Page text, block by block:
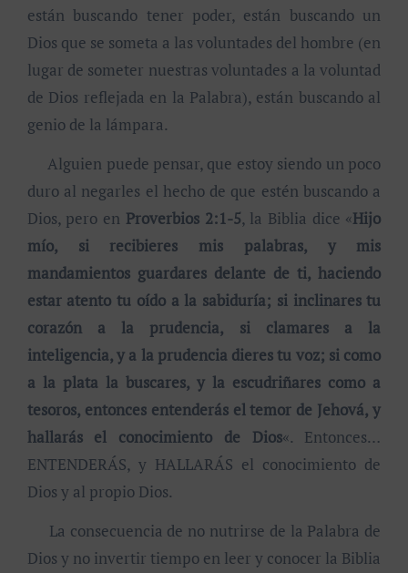
están buscando tener poder, están buscando un
Dios que se someta a las voluntades del hombre (en
lugar de someter nuestras voluntades a la voluntad
de Dios reflejada en la Palabra), están buscando al
genio de la lámpara.
Alguien puede pensar, que estoy siendo un poco
duro al negarles el hecho de que estén buscando a
Dios, pero en Proverbios 2:1-5, la Biblia dice «Hijo
mío, si recibieres mis palabras, y mis
mandamientos guardares delante de ti, haciendo
estar atento tu oído a la sabiduría; si inclinares tu
corazón a la prudencia, si clamares a la
inteligencia, y a la prudencia dieres tu voz; si como
a la plata la buscares, y la escudriñares como a
tesoros, entonces entenderás el temor de Jehová, y
hallarás el conocimiento de Dios«. Entonces…
ENTENDERÁS, y HALLARÁS el conocimiento de
Dios y al propio Dios.
La consecuencia de no nutrirse de la Palabra de
Dios y no invertir tiempo en leer y conocer la Biblia